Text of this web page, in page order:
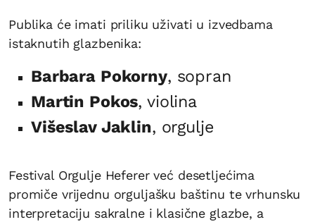
Publika će imati priliku uživati u izvedbama
istaknutih glazbenika:
Barbara Pokorny, sopran
Martin Pokos, violina
Višeslav Jaklin, orgulje
Festival Orgulje Heferer već desetljećima
promiče vrijednu orguljašku baštinu te vrhunsku
interpretaciju sakralne i klasične glazbe, a